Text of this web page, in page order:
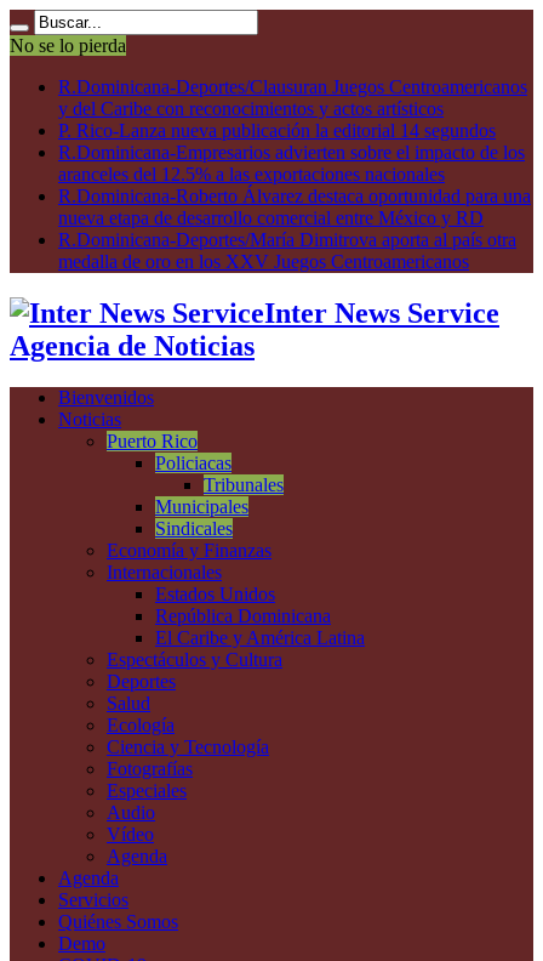
No se lo pierda
R.Dominicana-Deportes/Clausuran Juegos Centroamericanos
y del Caribe con reconocimientos y actos artísticos
P. Rico-Lanza nueva publicación la editorial 14 segundos
R.Dominicana-Empresarios advierten sobre el impacto de los
aranceles del 12.5% a las exportaciones nacionales
R.Dominicana-Roberto Álvarez destaca oportunidad para una
nueva etapa de desarrollo comercial entre México y RD
R.Dominicana-Deportes/María Dimitrova aporta al país otra
medalla de oro en los XXV Juegos Centroamericanos
Inter News Service
Agencia de Noticias
Bienvenidos
Noticias
Puerto Rico
Policiacas
Tribunales
Municipales
Sindicales
Economía y Finanzas
Internacionales
Estados Unidos
República Dominicana
El Caribe y América Latina
Espectáculos y Cultura
Deportes
Salud
Ecología
Ciencia y Tecnología
Fotografías
Especiales
Audio
Vídeo
Agenda
Agenda
Servicios
Quiénes Somos
Demo